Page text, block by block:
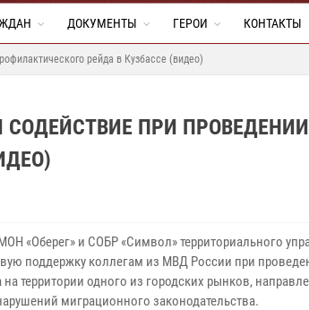
ДОКУМЕНТЫ ГЕРОИ КОНТАКТЫ
рейда в Кузбассе (видео)
ПРИ ПРОВЕДЕНИИ
«Оберег» и СОБР «Символ» территориального
поддержку коллегам из МВД России при
территории одного из городских рынков,
миграционного законодательства.